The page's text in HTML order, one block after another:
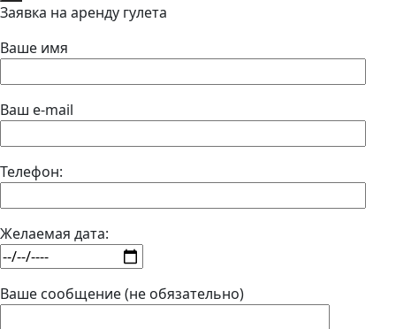
Заявка на аренду гулета
Ваше имя
Ваш e-mail
Телефон:
Желаемая дата:
Ваше сообщение (не обязательно)